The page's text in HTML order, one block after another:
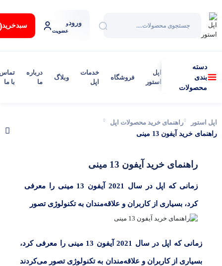
ورودو
عضویت
سبد‌خرید
دسته
بندی
محصولات
اپل
استور
فروشگاه
خدمات
اپل
وبلاگ
درباره
ما
با ما
اپل استور
راهنمای خرید محصولات اپل
راهنمای خرید آیفون 13 مینی
راهنمای خرید آیفون 13 مینی
زمانی که اپل در سال 2021 آیفون 13 مینی را معرفی
کرد، بسیاری از کاربران و علاقه‌مندان به تکنولوژی تصور
زمانی که اپل در سال 2021 آیفون 13 مینی را معرفی کرد،
بسیاری از کاربران و علاقه‌مندان به تکنولوژی تصور می‌کردند